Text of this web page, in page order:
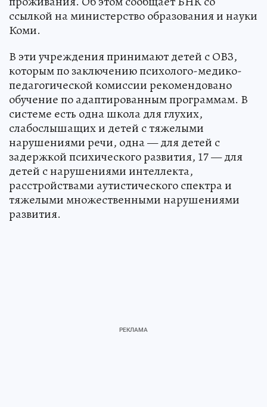
ссылкой на министерство образования и науки
Коми.
В эти учреждения принимают детей с ОВЗ,
которым по заключению психолого-медико-
педагогической комиссии рекомендовано
обучение по адаптированным программам. В
системе есть одна школа для глухих,
слабослышащих и детей с тяжелыми
нарушениями речи, одна — для детей с
задержкой психического развития, 17 — для
детей с нарушениями интеллекта,
расстройствами аутистического спектра и
тяжелыми множественными нарушениями
развития.